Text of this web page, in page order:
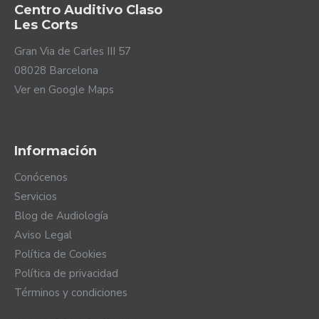
A la última
en conectividad
Los audífonos ReSound Enzo IA están a la última en
conectividad. Estos audífonos incorporan la última
tecnología Bluetooth LE (Low Energy) que incluye el
nuevo sistema de conexión Auracast que garantiza la
máxima calidad de sonido con el menor consumo. De
Centro Auditivo Claso
Les Corts
Gran Via de Carles III 57
08028 Barcelona
Ver en Google Maps
Información
Conócenos
Servicios
Blog de Audiología
Aviso Legal
Política de Cookies
Política de privacidad
Términos y condiciones